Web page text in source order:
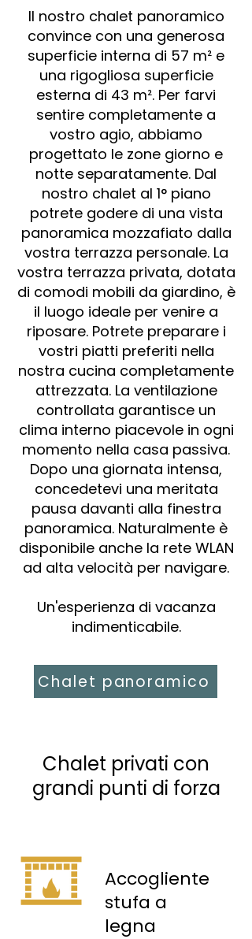
Il nostro chalet panoramico
convince con una generosa
superficie interna di 57 m² e
una rigogliosa superficie
esterna di 43 m². Per farvi
sentire completamente a
vostro agio, abbiamo
progettato le zone giorno e
notte separatamente. Dal
nostro chalet al 1° piano
potrete godere di una vista
panoramica mozzafiato dalla
vostra terrazza personale. La
vostra terrazza privata, dotata
di comodi mobili da giardino, è
il luogo ideale per venire a
riposare. Potrete preparare i
vostri piatti preferiti nella
nostra cucina completamente
attrezzata. La ventilazione
controllata garantisce un
clima interno piacevole in ogni
momento nella casa passiva.
Dopo una giornata intensa,
concedetevi una meritata
pausa davanti alla finestra
panoramica. Naturalmente è
disponibile anche la rete WLAN
ad alta velocità per navigare.
Un'esperienza di vacanza
indimenticabile.
Chalet panoramico
Chalet privati con
grandi punti di forza
Accogliente
stufa a
legna